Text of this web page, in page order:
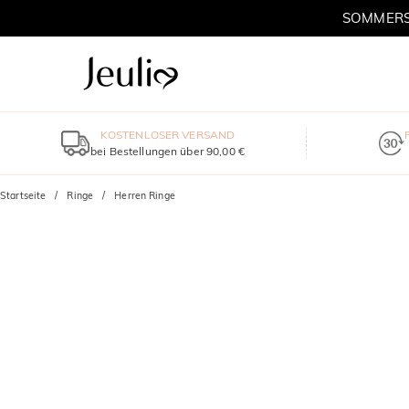
KOSTENLOSER VERSAND
bei Bestellungen über 90,00 €
Startseite Ringe Herren Ringe